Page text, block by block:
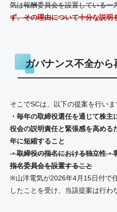
気は報酬委員会を設置している一
ず、その理由について十分な説明
ガバナンス不全から
そこでSCは、以下の提案を行いま
・毎年の取締役選任を通じて株
役会の説明責任と緊張感を高める
年に短縮すること
・取締役の指名における独立性・
指名委員会を設置すること
※山洋電気が2026年4月15日付で
したことを受け、当該提案は行わ